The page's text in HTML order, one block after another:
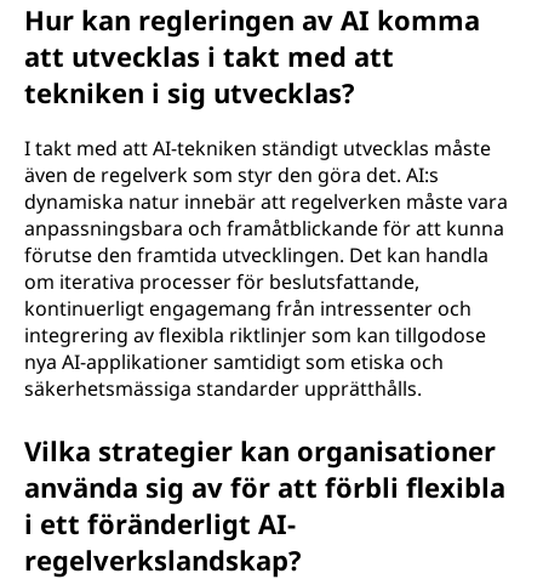
Hur kan regleringen av AI komma
att utvecklas i takt med att
tekniken i sig utvecklas?
I takt med att AI-tekniken ständigt utvecklas måste
även de regelverk som styr den göra det. AI:s
dynamiska natur innebär att regelverken måste vara
anpassningsbara och framåtblickande för att kunna
förutse den framtida utvecklingen. Det kan handla
om iterativa processer för beslutsfattande,
kontinuerligt engagemang från intressenter och
integrering av flexibla riktlinjer som kan tillgodose
nya AI-applikationer samtidigt som etiska och
säkerhetsmässiga standarder upprätthålls.
Vilka strategier kan organisationer
använda sig av för att förbli flexibla
i ett föränderligt AI-
regelverkslandskap?